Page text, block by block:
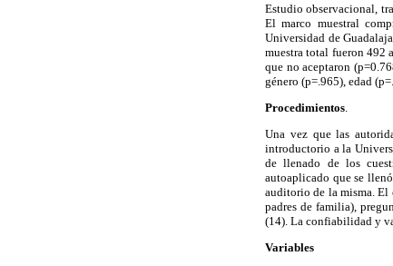
Estudio observacional,
El marco muestral
Universidad de
muestra total fueron 492
que no aceptaron
género (p=.965), edad
Procedimientos
Una vez que las
introductorio a la
de llenado de los
autoaplicado que se
auditorio de la misma. El
padres de familia),
(14). La confiabilidad y
Variables